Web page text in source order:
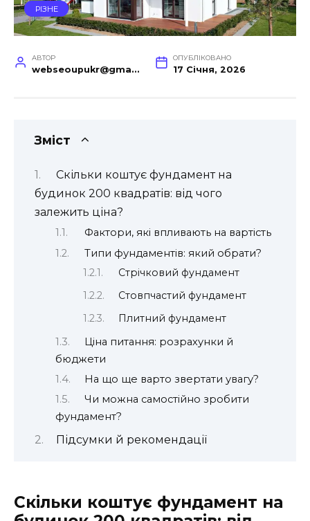
РІЗНЕ
АВТОР
webseoupukr@gmail.com
ОПУБЛІКОВАНО
17 Січня, 2026
Зміст
Скільки коштує фундамент на
будинок 200 квадратів: від чого
залежить ціна?
Фактори, які впливають на вартість
Типи фундаментів: який обрати?
Стрічковий фундамент
Стовпчастий фундамент
Плитний фундамент
Ціна питання: розрахунки й
бюджети
На що ще варто звертати увагу?
Чи можна самостійно зробити
фундамент?
Підсумки й рекомендації
Скільки коштує фундамент на